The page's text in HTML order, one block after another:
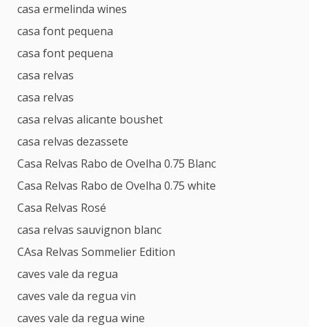
casa ermelinda wines
casa font pequena
casa font pequena
casa relvas
casa relvas
casa relvas alicante boushet
casa relvas dezassete
Casa Relvas Rabo de Ovelha 0.75 Blanc
Casa Relvas Rabo de Ovelha 0.75 white
Casa Relvas Rosé
casa relvas sauvignon blanc
CAsa Relvas Sommelier Edition
caves vale da regua
caves vale da regua vin
caves vale da regua wine